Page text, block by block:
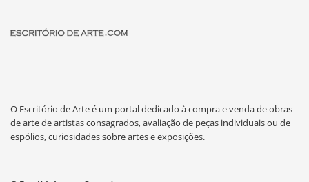
O Escritório de Arte é um portal dedicado à compra e venda de obras
de arte de artistas consagrados, avaliação de peças individuais ou de
espólios, curiosidades sobre artes e exposições.